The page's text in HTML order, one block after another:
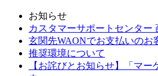
お知らせ
カスタマーサポートセンタ
玄関先WAONでお支払いの
推奨環境について
【お詫びとお知らせ】「マー